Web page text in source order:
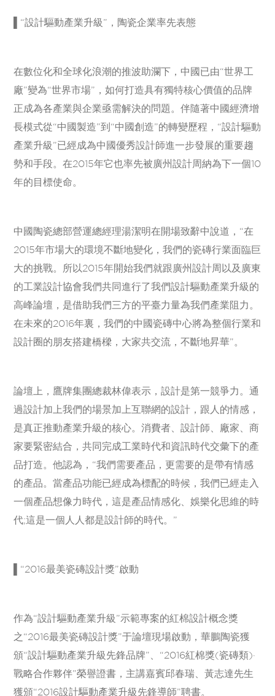
▌“設計驅動產業升級”，陶瓷企業率先表態
在數位化和全球化浪潮的推波助瀾下，中國已由“世界工
廠”變為“世界市場”，如何打造具有獨特核心價值的品牌
正成為各產業與企業亟需解決的問題。伴隨著中國經濟增
長模式從“中國製造”到“中國創造”的轉變歷程，“設計驅動
產業升級”已經成為中國優秀設計師進一步發展的重要趨
勢和手段。在2015年它也率先被廣州設計周納為下一個10
年的目標使命。
中國陶瓷總部營運總經理湯潔明在開場致辭中說道，“在
2015年市場大的環境不斷地變化，我們的瓷磚行業面臨巨
大的挑戰。所以2015年開始我們就跟廣州設計周以及廣東
的工業設計協會我們共同進行了我們設計驅動產業升級的
高峰論壇，是借助我們三方的平臺力量為我們產業阻力。
在未來的2016年裏，我們的中國瓷磚中心將為整個行業和
設計圈的朋友搭建橋樑，大家共交流，不斷地昇華”。
論壇上，鷹牌集團總裁林偉表示，設計是第一競爭力。通
過設計加上我們的場景加上互聯網的設計，跟人的情感，
是真正推動產業升級的核心。消費者、設計師、廠家、商
家要緊密結合，共同完成工業時代和資訊時代交彙下的產
品打造。他認為，“我們需要產品，更需要的是帶有情感
的產品。當產品功能已經成為標配的時候，我們已經走入
一個產品想像力時代，這是產品情感化、娛樂化思維的時
代;這是一個人人都是設計師的時代。”
▌“2016最美瓷磚設計獎”啟動
作為“設計驅動產業升級”示範專案的紅棉設計概念獎
之“2016最美瓷磚設計獎”于論壇現場啟動，華鵬陶瓷獲
頒“設計驅動產業升級先鋒品牌”、“2016紅棉獎(瓷磚類)·
戰略合作夥伴”榮譽證書，主講嘉賓邱春瑞、黃志達先生
獲頒“2016設計驅動產業升級先鋒導師”聘書。